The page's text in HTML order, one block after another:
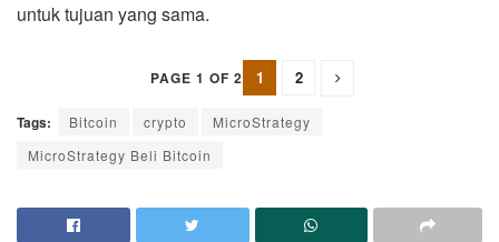
untuk tujuan yang sama.
PAGE 1 OF 2 1 2
Tags: Bitcoin crypto
MicroStrategy
MicroStrategy Beli Bitcoin